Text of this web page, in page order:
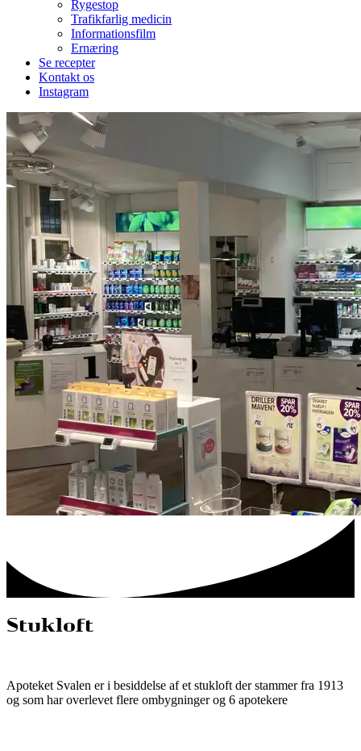
Rygestop
Trafikfarlig medicin
Informationsfilm
Ernæring
Se recepter
Kontakt os
Instagram
Stukloft
Apoteket Svalen er i besiddelse af et stukloft der stammer fra 1913
og som har overlevet flere ombygninger og 6 apotekere